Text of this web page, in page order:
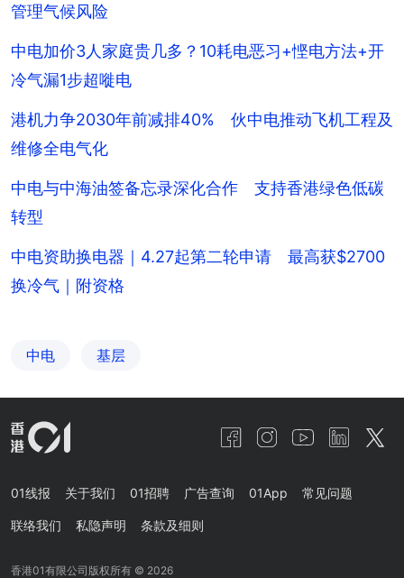
管理气候风险
中电加价3人家庭贵几多？10耗电恶习+悭电方法+开
冷气漏1步超嘥电
港机力争2030年前减排40% 伙中电推动飞机工程及
维修全电气化
中电与中海油签备忘录深化合作 支持香港绿色低碳
转型
中电资助换电器｜4.27起第二轮申请 最高获$2700
换冷气｜附资格
中电 基层
01线报 关于我们 01招聘 广告查询 01App 常见问题
联络我们 私隐声明 条款及细则
香港01有限公司版权所有 © 2026